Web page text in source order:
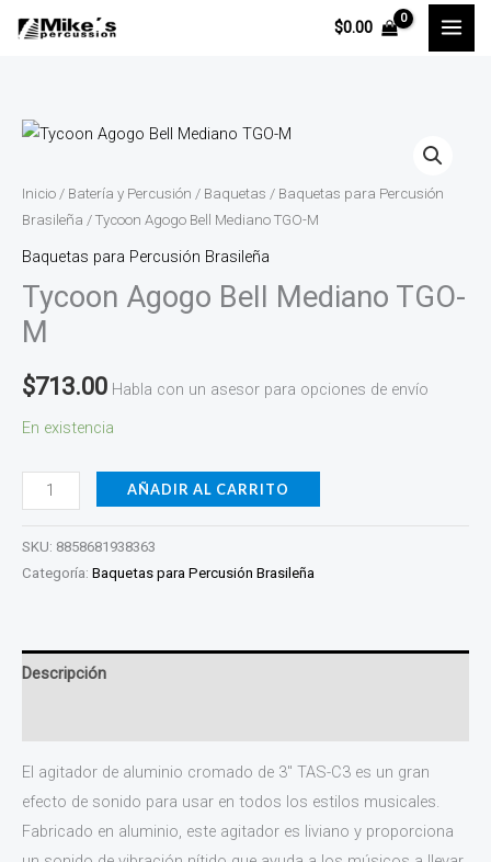
$0.00
Inicio / Batería y Percusión / Baquetas / Baquetas para Percusión
Brasileña / Tycoon Agogo Bell Mediano TGO-M
Baquetas para Percusión Brasileña
Tycoon Agogo Bell Mediano TGO-
M
$713.00 Habla con un asesor para opciones de envío
En existencia
Tycoon
Bell
Mediano
TGO-
M
cantidad
AÑADIR AL CARRITO
SKU: 8858681938363
Categoría: Baquetas para Percusión Brasileña
Descripción
El agitador de aluminio cromado de 3″ TAS-C3 es un gran
efecto de sonido para usar en todos los estilos musicales.
Fabricado en aluminio, este agitador es liviano y proporciona